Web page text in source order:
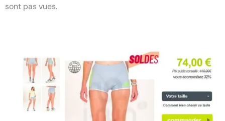
sont pas vues.